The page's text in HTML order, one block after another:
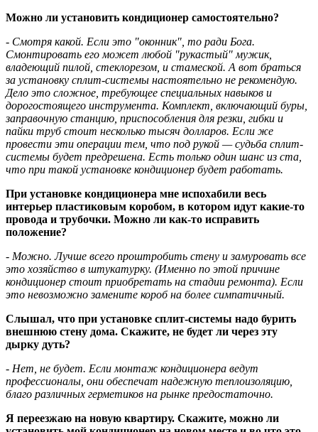
Можно ли установить кондиционер самостоятельно?
- Смотря какой. Если это "оконник", то ради Бога.
Смонтировать его может любой "рукастый" мужик,
владеющий пилой, стеклорезом, и стамеской. А вот браться
за установку сплит-системы настоятельно не рекомендую.
Дело это сложное, требующее специальных навыков и
дорогостоящего инструмента. Комплект, включающий буры,
заправочную станцию, приспособления для резки, гибки и
пайки труб стоит несколько тысяч долларов. Если же
провести эти операции тем, что под рукой — судьба сплит-
системы будет предрешена. Есть только один шанс из ста,
что при такой установке кондиционер будет работать.
При установке кондиционера мне испохабили весь
интерьер пластиковым коробом, в котором идут какие-то
провода и трубочки. Можно ли как-то исправить
положение?
- Можно. Лучше всего проштробить стену и замуровать все
это хозяйство в штукатурку. (Именно по этой причине
кондиционер стоит приобретать на стадии ремонта). Если
это невозможно замените короб на более симпатичный.
Слышал, что при установке сплит-системы надо бурить
внешнюю стену дома. Скажите, не будет ли через эту
дырку дуть?
- Нет, не будет. Если монтаж кондиционера ведут
профессионалы, они обеспечат надежную теплоизоляцию,
благо различных герметиков на рынке предостаточно.
Я переезжаю на новую квартиру. Скажите, можно ли